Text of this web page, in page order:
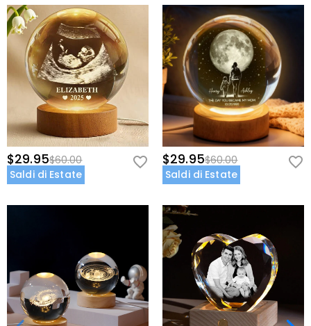
$29.95$60.00
Saldi di Estate
$29.95$60.00
Saldi di Estate